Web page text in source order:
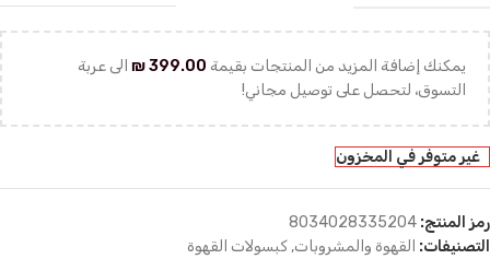
يمكنك إضافة المزيد من المنتجات بقيمة ₪399.00
الى عربة
التسوق، لتحصل على توصيل مجاني!
غير متوفر في المخزون
رمز المنتج: 8034028335204
التصنيفات: القهوة والمشروبات, كبسولات القهوة